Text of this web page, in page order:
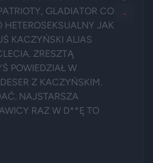
GLADIATOR CO
HETEROSEKSUALNY JAK
KACZYŃSKI ALIAS
ZRESZTĄ
POWIEDZIAŁ W
Z KACZYŃSKIM.
NAJSTARSZA
RAZ W D**Ę TO
-